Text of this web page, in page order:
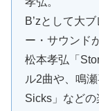
B’zとして大
ー・サウンド
松本孝弘「
ル2曲や、鳴
Sicks」など